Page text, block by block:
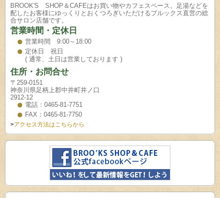
BROOK'S SHOP＆CAFEはお買い物やカフェスペース。足湯などを
配したお客様にゆっくりとおくつろぎいただけるブルックス直営の総
合サロン店舗です。
営業時間・定休日
営業時間 9:00～18:00
定休日 祝日
( 通常、土日は営業しております )
住所・お問合せ
〒259-0151
神奈川県足柄上郡中井町井ノ口
2912-12
電話：0465-81-7751
FAX：0465-81-7750
>アクセス方法はこちらから